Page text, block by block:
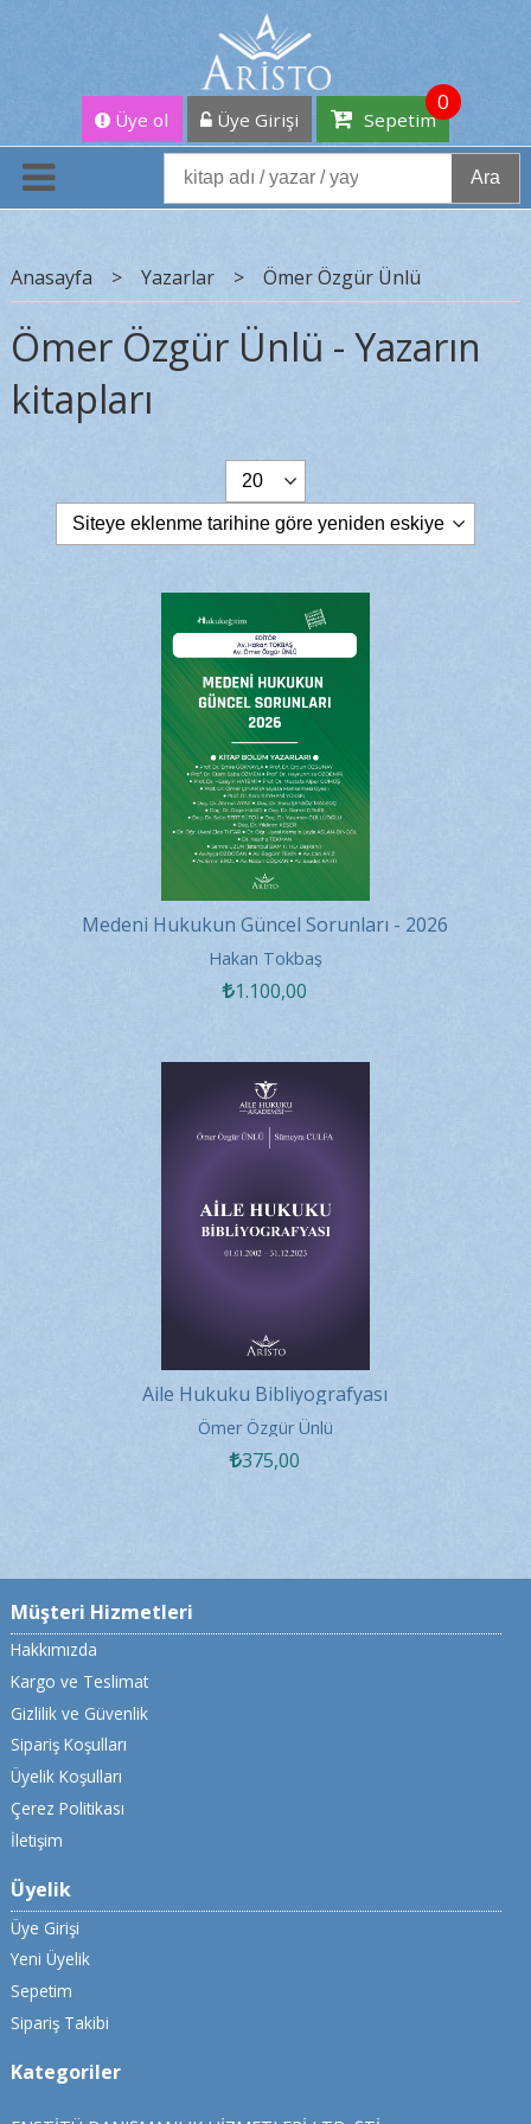
Üye ol Üye Girişi Sepetim
0
Ara
Anasayfa > Yazarlar > Ömer Özgür Ünlü
Ömer Özgür Ünlü - Yazarın
kitapları
Medeni Hukukun Güncel Sorunları - 2026
Hakan Tokbaş
1.100,00
Aile Hukuku Bibliyografyası
Ömer Özgür Ünlü
375,00
Müşteri Hizmetleri
Hakkımızda
Kargo ve Teslimat
Gizlilik ve Güvenlik
Sipariş Koşulları
Üyelik Koşulları
Çerez Politikası
İletişim
Üyelik
Üye Girişi
Yeni Üyelik
Sepetim
Sipariş Takibi
Kategoriler